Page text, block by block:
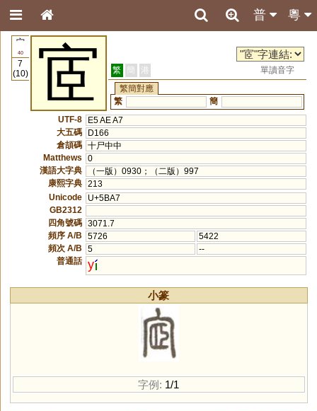
粵
普
宀
40
7
(10)
宧 繁 簡 港
單讀音字
繁簡對應
繁
簡
UTF-8
E5 AE A7
大五碼
D166
倉頡碼 十尸中中
Matthews
0
漢語大字典
（一版）0930；（二版）997
康熙字典 213
Unicode
U+5BA7
GB2312
四角號碼 3071.7
頻序 A/B
5726
5422
頻次 A/B
5
--
普通話 y
小篆
字例: 1/1